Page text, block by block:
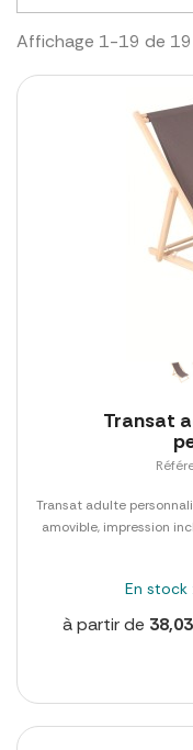
Affichage 1-19 de
Transat
Transat adulte
amovible, impression
En stock
à partir de